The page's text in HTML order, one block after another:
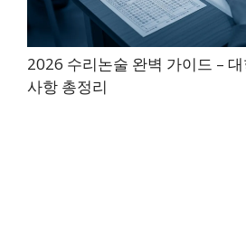
2026 수리논술 완벽 가이드 –
사항 총정리